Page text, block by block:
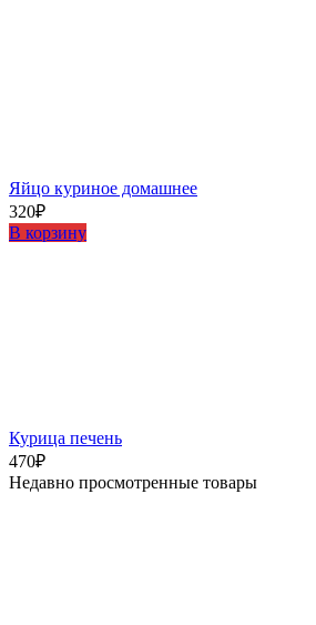
Яйцо куриное домашнее
320₽
В корзину
Курица печень
470₽
Недавно просмотренные товары